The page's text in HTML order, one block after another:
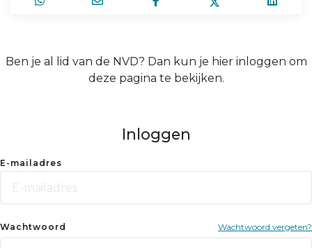
Ben je al lid van de NVD? Dan kun je hier inloggen om
deze pagina te bekijken.
Inloggen
E-mailadres
Wachtwoord Wachtwoord vergeten?